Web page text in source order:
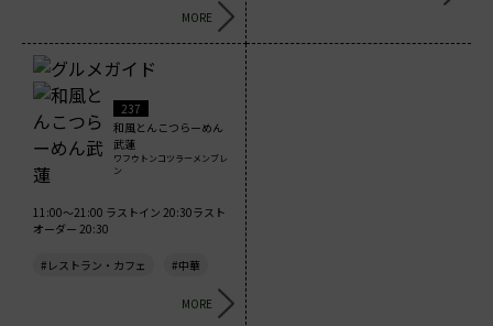
MORE
237
和風とんこつらーめん
武蓮
ワフウトンコツラーメンブレ
ン
11:00～21:00 ラストイン 20:30ラスト
オーダー 20:30
#レストラン・カフェ #中華
MORE